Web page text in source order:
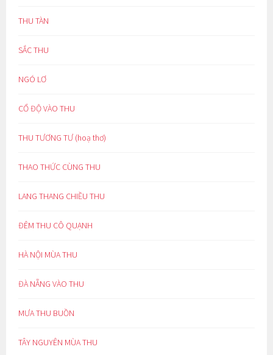
THU TÀN
SẮC THU
NGÓ LƠ
CỔ ĐỘ VÀO THU
THU TƯƠNG TƯ (hoạ thơ)
THAO THỨC CÙNG THU
LANG THANG CHIỀU THU
ĐÊM THU CÔ QUẠNH
HÀ NỘI MÙA THU
ĐÀ NẴNG VÀO THU
MƯA THU BUỒN
TÂY NGUYÊN MÙA THU